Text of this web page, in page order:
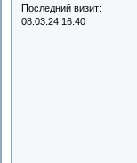
Последний визит:
08.03.24 16:40